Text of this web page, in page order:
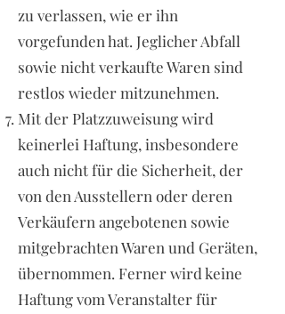
zu verlassen, wie er ihn
vorgefunden hat. Jeglicher Abfall
sowie nicht verkaufte Waren sind
restlos wieder mitzunehmen.
Mit der Platzzuweisung wird
keinerlei Haftung, insbesondere
auch nicht für die Sicherheit, der
von den Ausstellern oder deren
Verkäufern angebotenen sowie
mitgebrachten Waren und Geräten,
übernommen. Ferner wird keine
Haftung vom Veranstalter für